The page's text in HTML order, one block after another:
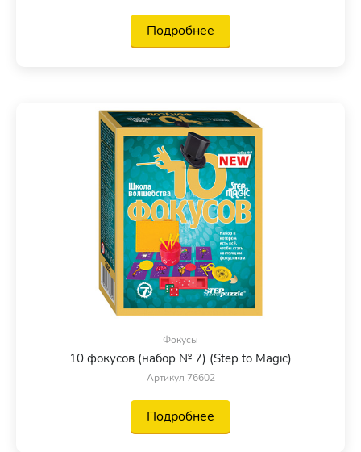
Подробнее
Фокусы
10 фокусов (набор № 7) (Step to Magic)
Артикул 76602
Подробнее